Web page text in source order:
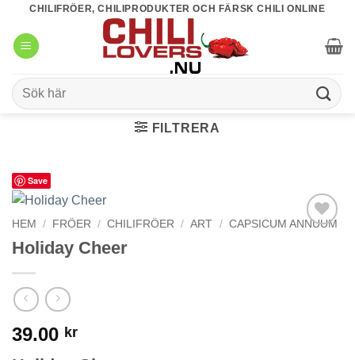
content
CHILIFRÖER, CHILIPRODUKTER OCH FÄRSK CHILI ONLINE
Sök
efter:
FILTRERA
Save
HEM / FRÖER / CHILIFRÖER / ART / CAPSICUM ANNUUM
Holiday Cheer
39.00 kr